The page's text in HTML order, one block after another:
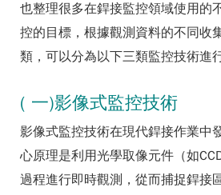
也整理很多在銲接監控領域使用的
控的目標，根據觀測資料的不同收
類，可以分為以下三類監控技術進
( 一)影像式監控技術
影像式監控技術在現代銲接作業中
心原理是利用光學取像元件（如
過程進行即時觀測，從而捕捉銲接